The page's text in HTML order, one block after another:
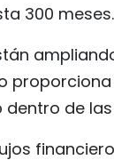
300 meses.
de